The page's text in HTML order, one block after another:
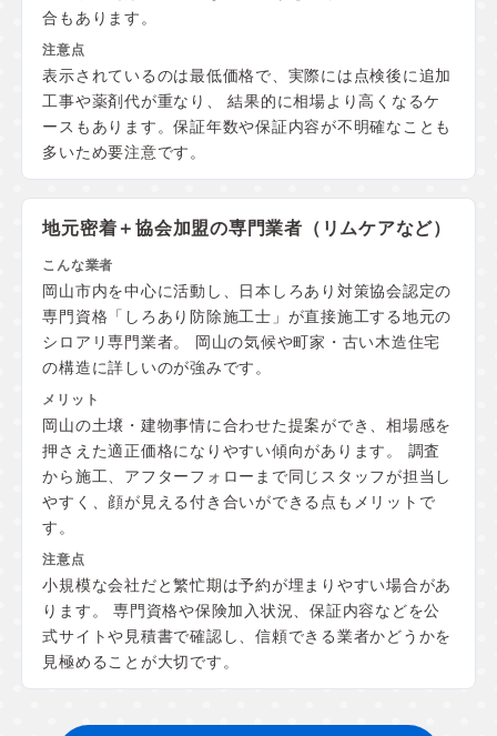
合もあります。
表示されているのは最低価格で、実際には点検後に追加
工事や薬剤代が重なり、 結果的に相場より高くなるケ
ースもあります。保証年数や保証内容が不明確なことも
多いため要注意です。
地元密着＋協会加盟の専門業者（リムケアなど）
岡山市内を中心に活動し、日本しろあり対策協会認定の
専門資格「しろあり防除施工士」が直接施工する地元の
シロアリ専門業者。 岡山の気候や町家・古い木造住宅
の構造に詳しいのが強みです。
岡山の土壌・建物事情に合わせた提案ができ、相場感を
押さえた適正価格になりやすい傾向があります。 調査
から施工、アフターフォローまで同じスタッフが担当し
やすく、顔が見える付き合いができる点もメリットで
す。
小規模な会社だと繁忙期は予約が埋まりやすい場合があ
ります。 専門資格や保険加入状況、保証内容などを公
式サイトや見積書で確認し、信頼できる業者かどうかを
見極めることが大切です。